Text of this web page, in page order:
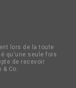
lors de la toute
qu'une seule fois.
de recevoir
& Co.